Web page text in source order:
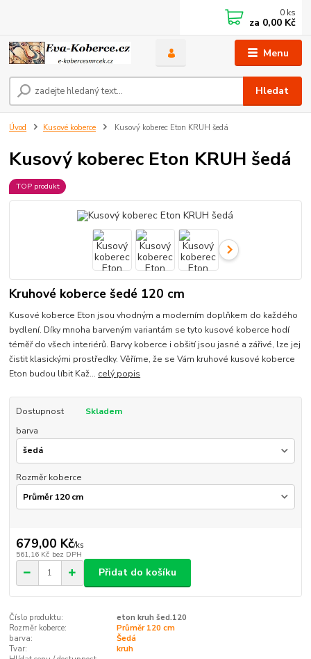
Menu
Hledat
0 ks
za 0,00 Kč
Úvod Kusové koberce Kusový koberec Eton KRUH šedá
Kusový koberec Eton KRUH šedá
TOP produkt
Kruhové koberce šedé 120 cm
Kusové koberce Eton jsou vhodným a moderním doplňkem do každého
bydlení. Díky mnoha barveným variantám se tyto kusové koberce hodí
téměř do všech interiérů. Barvy koberce i obšití jsou jasné a zářivé, lze jej
čistit klasickými prostředky. Věříme, že se Vám kruhové kusové koberce
Eton budou líbit Kaž... celý popis
Dostupnost
Skladem
barva
Rozměr koberce
679,00 Kč/ks
561,16 Kč bez DPH
Přidat do košíku
Číslo produktu:
eton kruh šed.120
Rozměr koberce:
Průměr 120 cm
barva:
Šedá
Tvar:
kruh